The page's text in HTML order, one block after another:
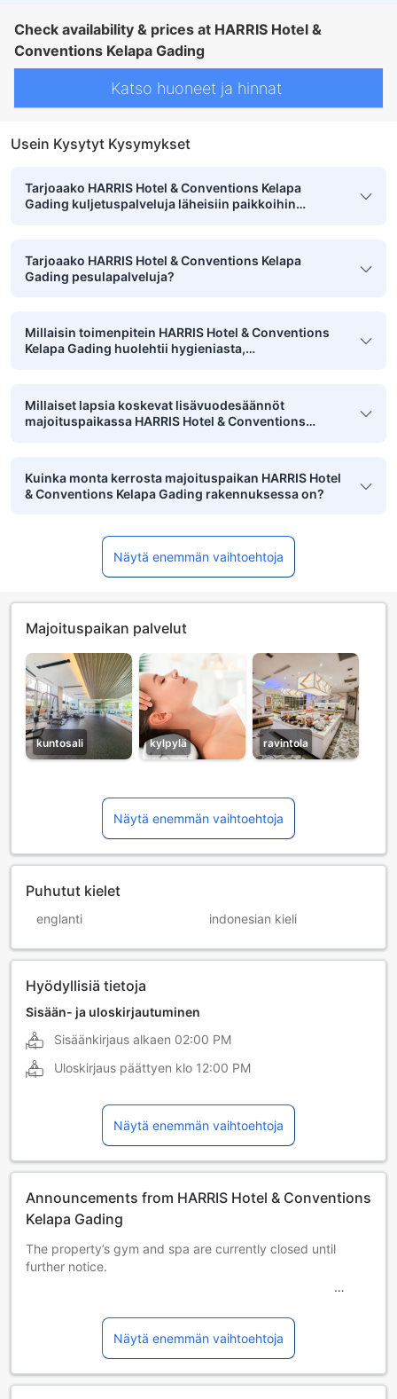
Check availability & prices at HARRIS Hotel &
Conventions Kelapa Gading
Katso huoneet ja hinnat
Usein Kysytyt Kysymykset
Tarjoaako HARRIS Hotel & Conventions Kelapa
Gading kuljetuspalveluja läheisiin paikkoihin
Tarjoaako HARRIS Hotel & Conventions Kelapa
Gading pesulapalveluja?
Millaisin toimenpitein HARRIS Hotel & Conventions
Kelapa Gading huolehtii hygieniasta,
Millaiset lapsia koskevat lisävuodesäännöt
majoituspaikassa HARRIS Hotel & Conventions
Kuinka monta kerrosta majoituspaikan HARRIS Hotel
& Conventions Kelapa Gading rakennuksessa on?
Näytä enemmän vaihtoehtoja
Majoituspaikan palvelut
kuntosali kylpylä ravintola
Näytä enemmän vaihtoehtoja
Puhutut kielet
englanti indonesian kieli
Hyödyllisiä tietoja
Sisään- ja uloskirjautuminen
Sisäänkirjaus alkaen 02:00 PM
Uloskirjaus päättyen klo 12:00 PM
Näytä enemmän vaihtoehtoja
Announcements from HARRIS Hotel & Conventions
Kelapa Gading
The property’s gym and spa are currently closed until
further notice.
March 2025 until 27 March 2025.
Näytä enemmän vaihtoehtoja